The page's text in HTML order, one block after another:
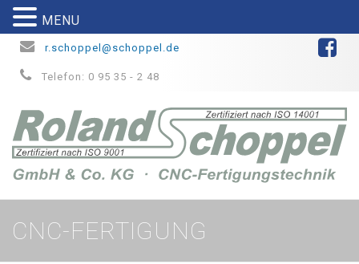
r.schoppel@schoppel.de
Telefon: 0 95 35 - 2 48
CNC-FERTIGUNG
MENU